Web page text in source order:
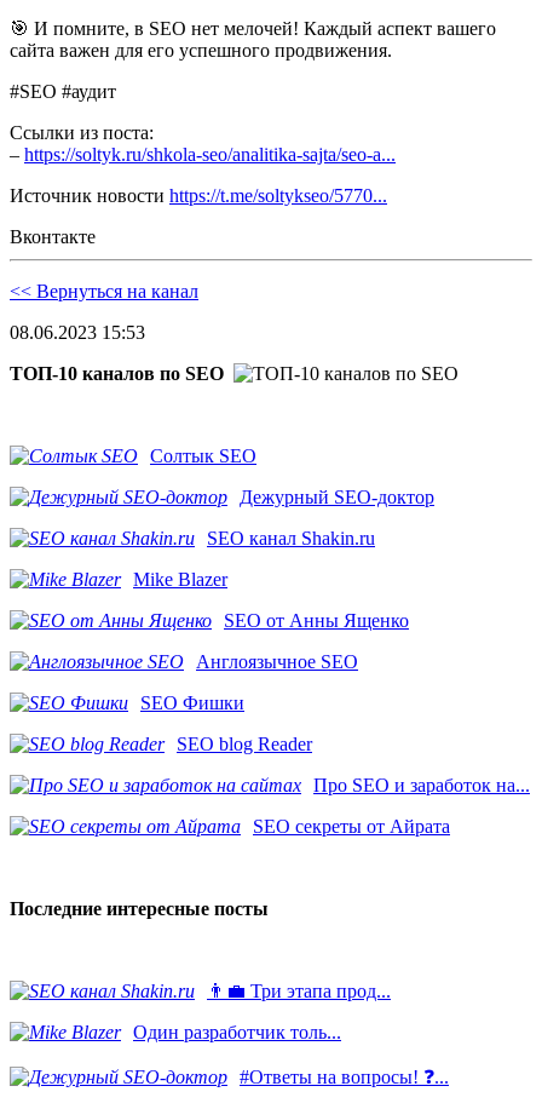
🎯 И помните, в SEO нет мелочей! Каждый аспект вашего
сайта важен для его успешного продвижения.
#SEO #аудит
Ссылки из поста:
– https://soltyk.ru/shkola-seo/analitika-sajta/seo-a...
Источник новости https://t.me/soltykseo/5770...
Вконтакте
<< Вернуться на канал
08.06.2023 15:53
ТОП-10 каналов по SEO
Солтык SEO
Дежурный SEO-доктор
SEO канал Shakin.ru
Mike Blazer
SEO от Анны Ященко
Англоязычное SEO
SEO Фишки
SEO blog Reader
Про SEO и заработок на...
SEO секреты от Айрата
Последние интересные посты
👨‍💼 Три этапа прод...
​Один разработчик толь...
#Ответы на вопросы! ❓...